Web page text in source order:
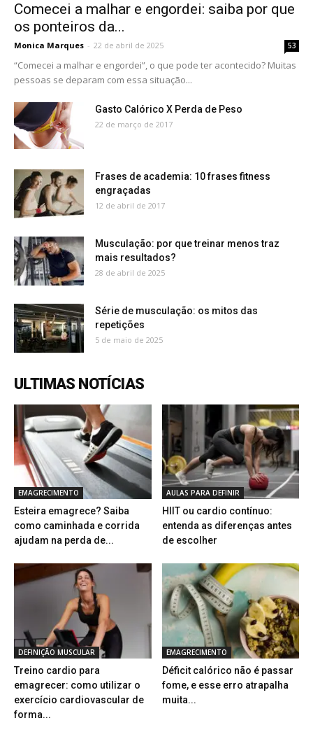
Comecei a malhar e engordei: saiba por que
os ponteiros da...
Monica Marques - 22 de abril de 2025 53
“Comecei a malhar e engordei”, o que pode ter acontecido? Muitas
pessoas se deparam com essa situação...
Gasto Calórico X Perda de Peso
22 de março de 2017
Frases de academia: 10 frases fitness
engraçadas
12 de abril de 2017
Musculação: por que treinar menos traz
mais resultados?
28 de abril de 2025
Série de musculação: os mitos das
repetições
5 de maio de 2025
ULTIMAS NOTÍCIAS
EMAGRECIMENTO
Esteira emagrece? Saiba
como caminhada e corrida
ajudam na perda de...
AULAS PARA DEFINIR
HIIT ou cardio contínuo:
entenda as diferenças antes
de escolher
DEFINIÇÃO MUSCULAR
Treino cardio para
emagrecer: como utilizar o
exercício cardiovascular de
forma...
EMAGRECIMENTO
Déficit calórico não é passar
fome, e esse erro atrapalha
muita...